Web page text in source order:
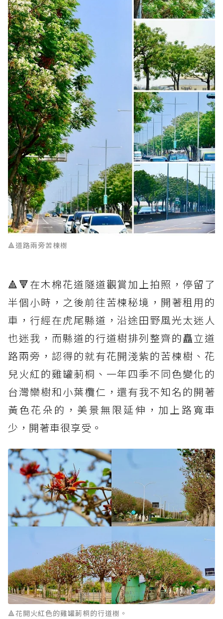
🔺道路兩旁苦楝樹
🔺🔻在木棉花道隧道觀賞加上拍照，停留了
半個小時，之後前往苦楝秘境，開著租用的
車，行經在虎尾縣道，沿途田野風光太迷人
也迷我，而縣道的行道樹排列整齊的矗立道
路兩旁，認得的就有花開淺紫的苦楝樹、花
兒火紅的雞罐莿桐、一年四季不同色變化的
台灣欒樹和小葉欖仁，還有我不知名的開著
黃色花朵的，美景無限延伸，加上路寬車
少，開著車很享受。
🔺花開火紅色的雞罐莿桐的行道樹。